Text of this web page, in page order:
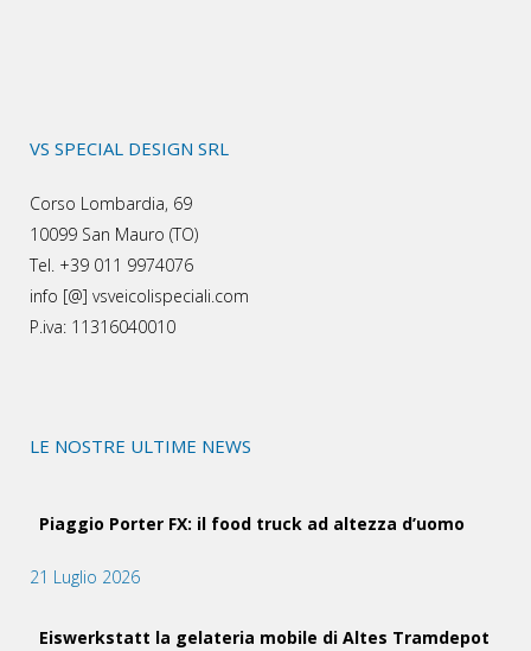
VS SPECIAL DESIGN SRL
Corso Lombardia, 69
10099 San Mauro (TO)
Tel. +39 011 9974076
info [@] vsveicolispeciali.com
P.iva: 11316040010
LE NOSTRE ULTIME NEWS
Piaggio Porter FX: il food truck ad altezza d’uomo
21 Luglio 2026
Eiswerkstatt la gelateria mobile di Altes Tramdepot